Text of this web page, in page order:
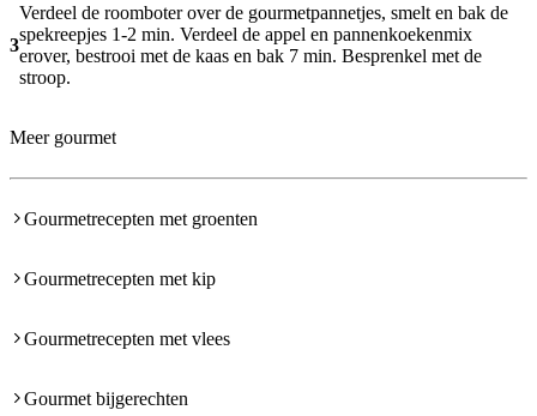
3
Verdeel de roomboter over de gourmetpannetjes, smelt en bak de
spekreepjes 1-2 min. Verdeel de appel en pannenkoekenmix
erover, bestrooi met de kaas en bak 7 min. Besprenkel met de
stroop.
Meer gourmet
Gourmetrecepten met groenten
Gourmetrecepten met kip
Gourmetrecepten met vlees
Gourmet bijgerechten